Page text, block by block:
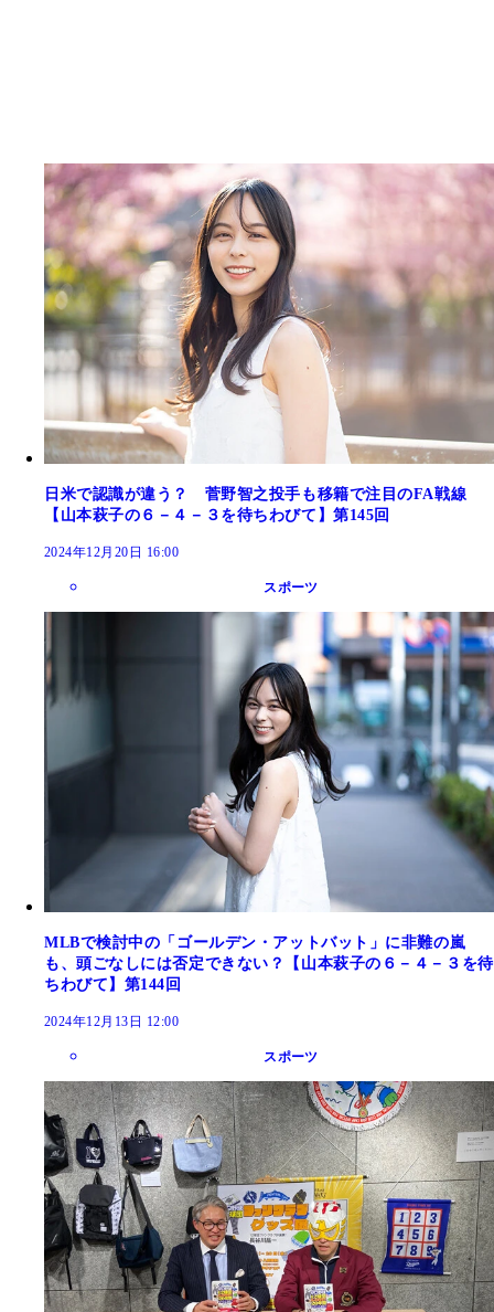
日米で認識が違う？ 菅野智之投手も移籍で注目のFA戦線
【山本萩子の６－４－３を待ちわびて】第145回
2024年12月20日 16:00
スポーツ
MLBで検討中の「ゴールデン・アットバット」に非難の嵐
も、頭ごなしには否定できない？【山本萩子の６－４－３を待
ちわびて】第144回
2024年12月13日 12:00
スポーツ